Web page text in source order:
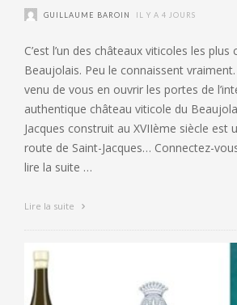
GUILLAUME BAROIN IL Y A 4 JOURS
C’est l’un des châteaux viticoles les plus
Beaujolais. Peu le connaissent
venu de vous en ouvrir les portes de
authentique château viticole du
Jacques construit au XVIIème siècle est
route de Saint-Jacques… Connectez-
lire la suite …
Lire la suite